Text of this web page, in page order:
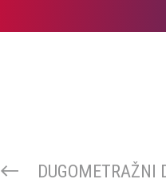
DUGOMETRAŽNI